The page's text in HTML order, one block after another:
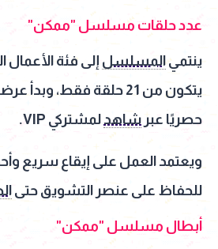
عدد حلقات مسلسل "ممكن"
ينتميالمسلسل إلى فئة الأعمال
حصريًا عبر شاهد لمشتركي VIP.
ويعتمد العمل على إيقاع سريع
للحفاظ على عنصر التشويق حتى
أبطال مسلسل "ممكن"